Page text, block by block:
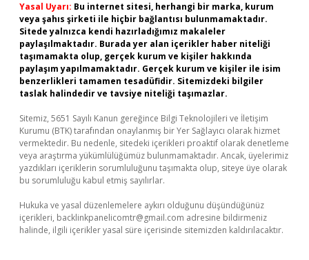
Yasal Uyarı: Bu internet sitesi, herhangi bir marka, kurum
veya şahıs şirketi ile hiçbir bağlantısı bulunmamaktadır.
Sitede yalnızca kendi hazırladığımız makaleler
paylaşılmaktadır. Burada yer alan içerikler haber niteliği
taşımamakta olup, gerçek kurum ve kişiler hakkında
paylaşım yapılmamaktadır. Gerçek kurum ve kişiler ile isim
benzerlikleri tamamen tesadüfidir. Sitemizdeki bilgiler
taslak halindedir ve tavsiye niteliği taşımazlar.
Sitemiz, 5651 Sayılı Kanun gereğince Bilgi Teknolojileri ve İletişim
Kurumu (BTK) tarafından onaylanmış bir Yer Sağlayıcı olarak hizmet
vermektedir. Bu nedenle, sitedeki içerikleri proaktif olarak denetleme
veya araştırma yükümlülüğümüz bulunmamaktadır. Ancak, üyelerimiz
yazdıkları içeriklerin sorumluluğunu taşımakta olup, siteye üye olarak
bu sorumluluğu kabul etmiş sayılırlar.
Hukuka ve yasal düzenlemelere aykırı olduğunu düşündüğünüz
içerikleri, backlinkpanelicomtr@gmail.com adresine bildirmeniz
halinde, ilgili içerikler yasal süre içerisinde sitemizden kaldırılacaktır.